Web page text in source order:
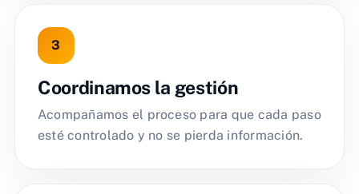
Coordinamos la gestión
Acompañamos el proceso para que cada paso
esté controlado y no se pierda información.